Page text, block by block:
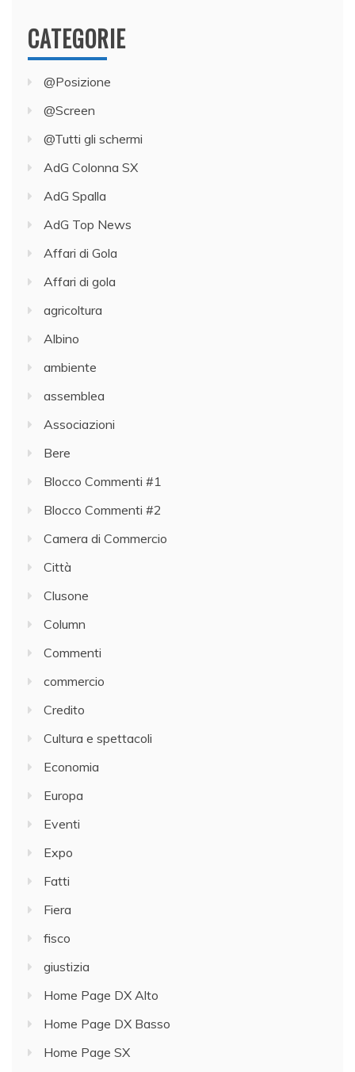
CATEGORIE
@Posizione
@Screen
@Tutti gli schermi
AdG Colonna SX
AdG Spalla
AdG Top News
Affari di Gola
Affari di gola
agricoltura
Albino
ambiente
assemblea
Associazioni
Bere
Blocco Commenti #1
Blocco Commenti #2
Camera di Commercio
Città
Clusone
Column
Commenti
commercio
Credito
Cultura e spettacoli
Economia
Europa
Eventi
Expo
Fatti
Fiera
fisco
giustizia
Home Page DX Alto
Home Page DX Basso
Home Page SX